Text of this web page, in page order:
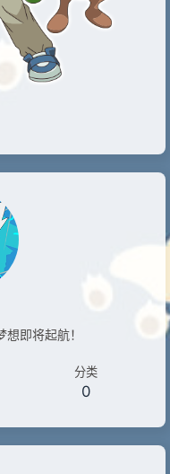
即将起航！
分类
0